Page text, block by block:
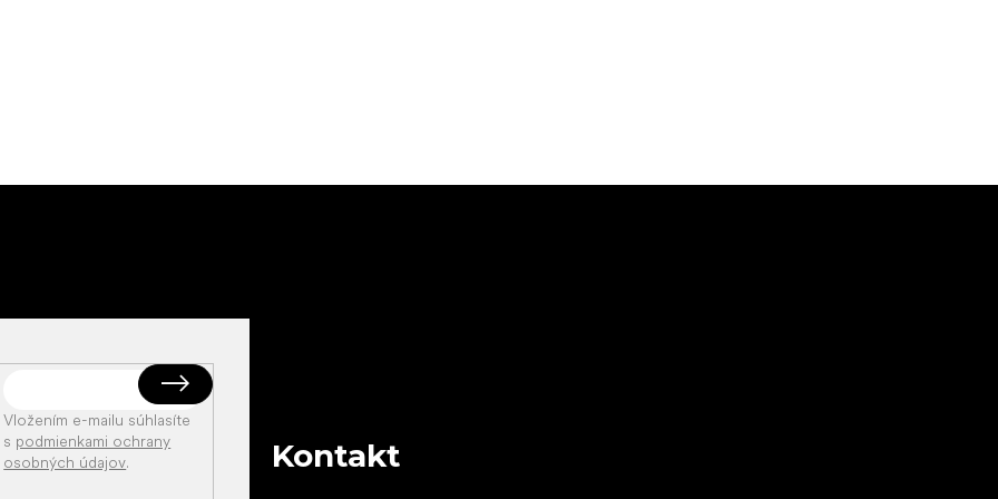
Vložením e-mailu súhlasíte
s podmienkami ochrany
osobných údajov. Kontakt